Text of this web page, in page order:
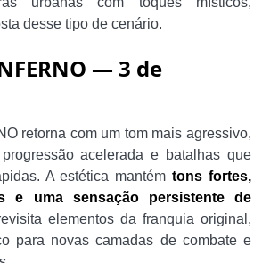
desse tipo de cenário.
— 3 de
retorna com um tom mais agressivo,
acelerada e batalhas que
A estética mantémtons fortes,
e uma sensação persistente de
elementos da franquia original,
para novas camadas de combate e